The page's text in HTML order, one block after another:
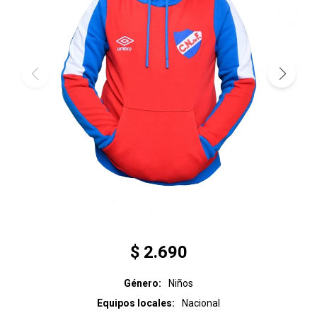
$ 2.690
Género
Niños
Equipos locales
Nacional